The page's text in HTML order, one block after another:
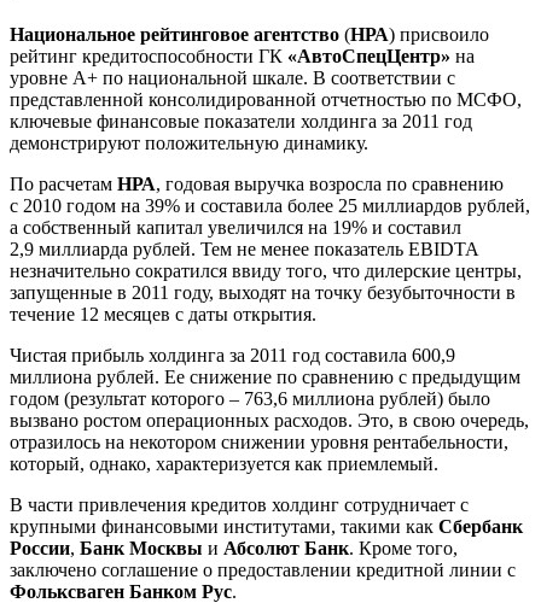
Национальное рейтинговое агентство (НРА) присвоило
рейтинг кредитоспособности ГК «АвтоСпецЦентр» на
уровне А+ по национальной шкале. В соответствии с
представленной консолидированной отчетностью по МСФО,
ключевые финансовые показатели холдинга за 2011 год
демонстрируют положительную динамику.
По расчетам НРА, годовая выручка возросла по сравнению
с 2010 годом на 39% и составила более 25 миллиардов рублей,
а собственный капитал увеличился на 19% и составил
2,9 миллиарда рублей. Тем не менее показатель EBIDTA
незначительно сократился ввиду того, что дилерские центры,
запущенные в 2011 году, выходят на точку безубыточности в
течение 12 месяцев с даты открытия.
Чистая прибыль холдинга за 2011 год составила 600,9
миллиона рублей. Ее снижение по сравнению с предыдущим
годом (результат которого – 763,6 миллиона рублей) было
вызвано ростом операционных расходов. Это, в свою очередь,
отразилось на некотором снижении уровня рентабельности,
который, однако, характеризуется как приемлемый.
В части привлечения кредитов холдинг сотрудничает с
крупными финансовыми институтами, такими как Сбербанк
России, Банк Москвы и Абсолют Банк. Кроме того,
заключено соглашение о предоставлении кредитной линии с
Фольксваген Банком Рус.